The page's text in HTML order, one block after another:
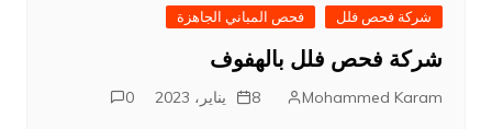
شركة فحص فلل فحص المباني الجاهزة
شركة فحص فلل بالهفوف
Mohammed Karam 8 يناير، 2023 0